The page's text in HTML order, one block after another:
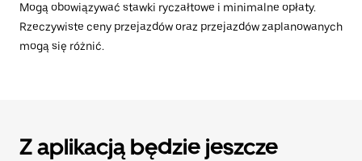
Mogą obowiązywać stawki ryczałtowe i minimalne opłaty.
Rzeczywiste ceny przejazdów oraz przejazdów zaplanowanych
mogą się różnić.
Z aplikacją będzie jeszcze